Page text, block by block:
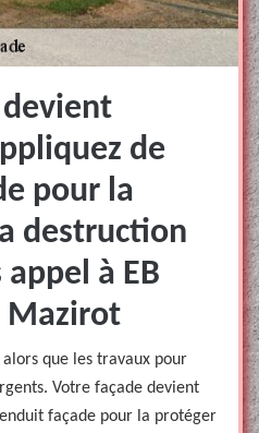
de
pour la
destruction
à EB
Mazirot
que les travaux pour
Votre façade devient
façade pour la protéger